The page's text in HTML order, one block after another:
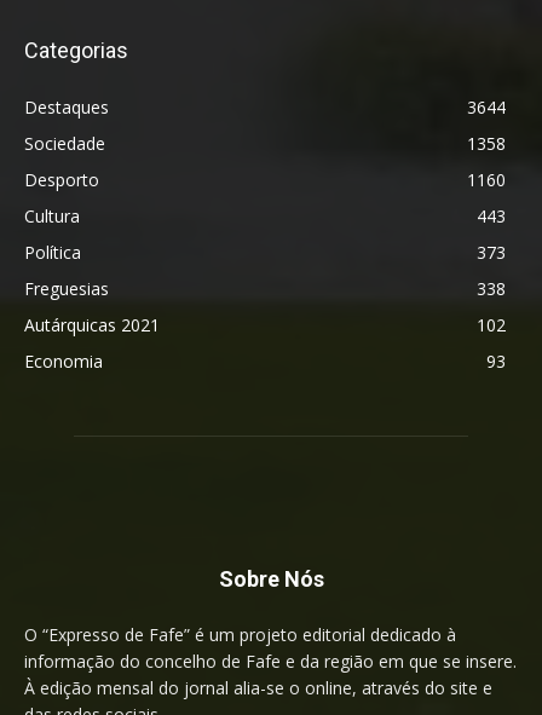
Categorias
Destaques
3644
Sociedade
1358
Desporto
1160
Cultura
443
Política
373
Freguesias
338
Autárquicas 2021
102
Economia
93
Sobre Nós
O “Expresso de Fafe” é um projeto editorial dedicado à
informação do concelho de Fafe e da região em que se insere.
À edição mensal do jornal alia-se o online, através do site e